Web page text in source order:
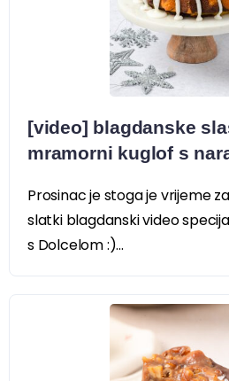
[video] blagdanske
mramorni kuglof s
Prosinac je stoga je vrijeme
slatki blagdanski video
s Dolcelom :)...